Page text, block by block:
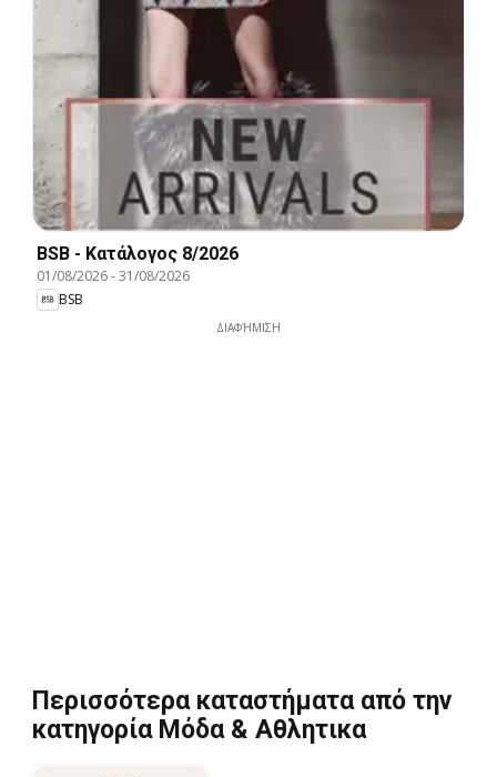
BSB - Kατάλογος 8/2026
01/08/2026-31/08/2026
BSB
ΔΙΑΦΉΜΙΣΗ
Περισσότερα καταστήματα από την
κατηγορία Μόδα & Aθλητικα